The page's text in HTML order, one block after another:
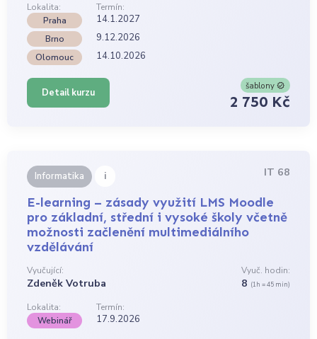
Lokalita:
Termín:
Praha
14.1.2027
Brno 9.12.2026
Olomouc 14.10.2026
Detail kurzu
šablony
2 750 Kč
Informatika i IT 68
E-learning – zásady využití LMS Moodle
pro základní, střední i vysoké školy včetně
možnosti začlenění multimediálního
vzdělávání
Vyučující:
Zdeněk Votruba
Vyuč. hodin:
8 (1h = 45 min)
Lokalita:
Termín:
Webinář
17.9.2026